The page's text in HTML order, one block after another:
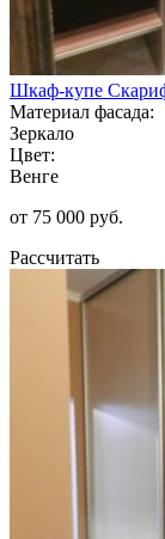
Шкаф-купе
Материал фасада:
Зеркало
Цвет:
Венге
от 75 000 руб.
Рассчитать